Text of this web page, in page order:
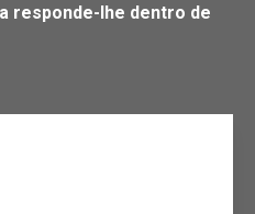
responde-lhe dentro de